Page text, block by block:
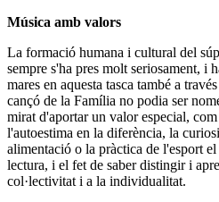
Música amb valors
La formació humana i cultural del
sempre s'ha pres molt seriosament, i
mares en aquesta tasca també a
cançó de la Família no podia ser
mirat d'aportar un valor especial,
l'autoestima en la diferència, la
alimentació o la pràctica de l'esport
lectura, i el fet de saber distingir i
col·lectivitat i a la individualitat.